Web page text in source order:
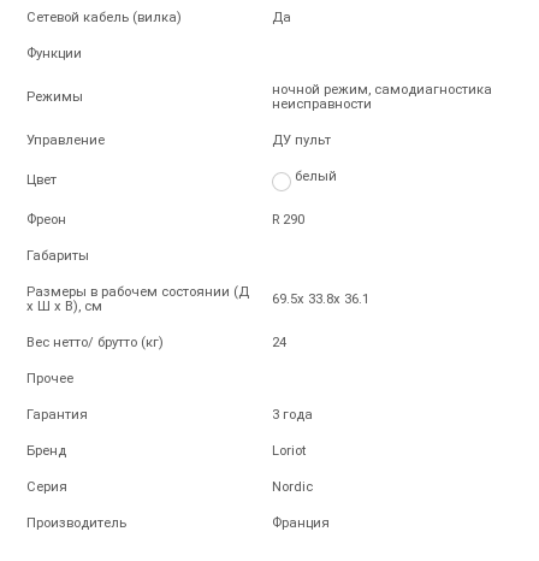
Сетевой кабель (вилка) Да
Функции
Режимы
ночной режим, самодиагностика
неисправности
Управление ДУ пульт
Цвет белый
Фреон R 290
Габариты
Размеры в рабочем состоянии (Д
х Ш х В), см
69.5x 33.8x 36.1
Вес нетто/ брутто (кг) 24
Прочее
Гарантия 3 года
Бренд Loriot
Серия Nordic
Производитель Франция